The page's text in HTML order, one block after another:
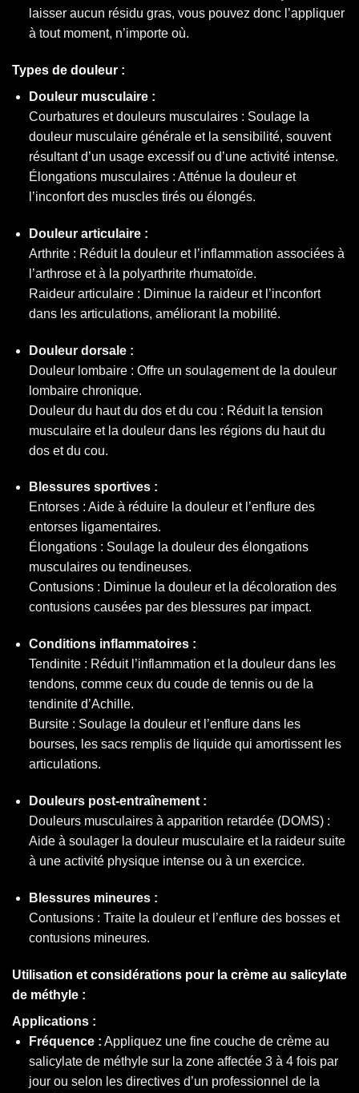
laisser aucun résidu gras, vous pouvez donc l’appliquer
à tout moment, n’importe où.
Types de douleur :
Douleur musculaire :
Courbatures et douleurs musculaires : Soulage la
douleur musculaire générale et la sensibilité, souvent
résultant d’un usage excessif ou d’une activité intense.
Élongations musculaires : Atténue la douleur et
l’inconfort des muscles tirés ou élongés.
Douleur articulaire :
Arthrite : Réduit la douleur et l’inflammation associées à
l’arthrose et à la polyarthrite rhumatoïde.
Raideur articulaire : Diminue la raideur et l’inconfort
dans les articulations, améliorant la mobilité.
Douleur dorsale :
Douleur lombaire : Offre un soulagement de la douleur
lombaire chronique.
Douleur du haut du dos et du cou : Réduit la tension
musculaire et la douleur dans les régions du haut du
dos et du cou.
Blessures sportives :
Entorses : Aide à réduire la douleur et l’enflure des
entorses ligamentaires.
Élongations : Soulage la douleur des élongations
musculaires ou tendineuses.
Contusions : Diminue la douleur et la décoloration des
contusions causées par des blessures par impact.
Conditions inflammatoires :
Tendinite : Réduit l’inflammation et la douleur dans les
tendons, comme ceux du coude de tennis ou de la
tendinite d’Achille.
Bursite : Soulage la douleur et l’enflure dans les
bourses, les sacs remplis de liquide qui amortissent les
articulations.
Douleurs post-entraînement :
Douleurs musculaires à apparition retardée (DOMS) :
Aide à soulager la douleur musculaire et la raideur suite
à une activité physique intense ou à un exercice.
Blessures mineures :
Contusions : Traite la douleur et l’enflure des bosses et
contusions mineures.
Utilisation et considérations pour la crème au salicylate
de méthyle :
Applications :
Fréquence : Appliquez une fine couche de crème au
salicylate de méthyle sur la zone affectée 3 à 4 fois par
jour ou selon les directives d’un professionnel de la